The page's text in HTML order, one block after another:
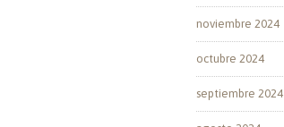
noviembre 2024
octubre 2024
septiembre 2024